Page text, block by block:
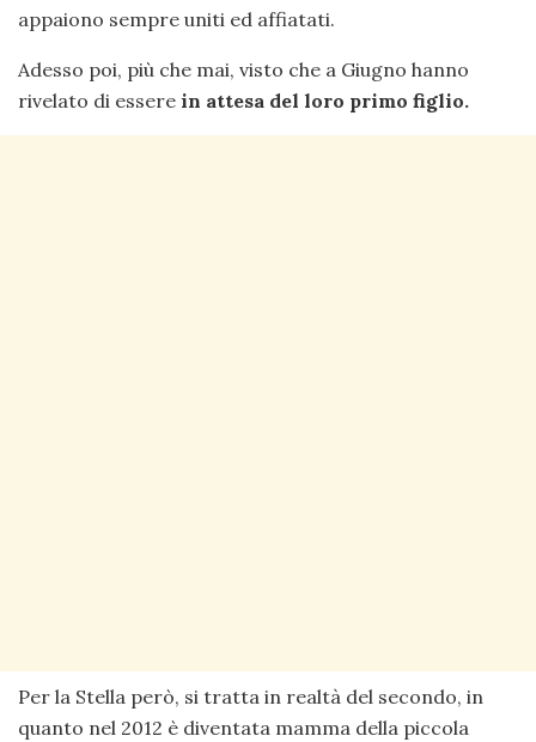
appaiono sempre uniti ed affiatati.
Adesso poi, più che mai, visto che a Giugno hanno
rivelato di essere in attesa del loro primo figlio.
Per la Stella però, si tratta in realtà del secondo, in
quanto nel 2012 è diventata mamma della piccola